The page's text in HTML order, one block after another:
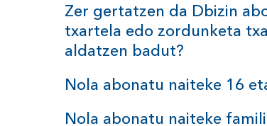
Zer gertatzen da Dbizin
txartela edo zordunketa
aldatzen badut?
Nola abonatu naiteke 16
Nola abonatu naiteke